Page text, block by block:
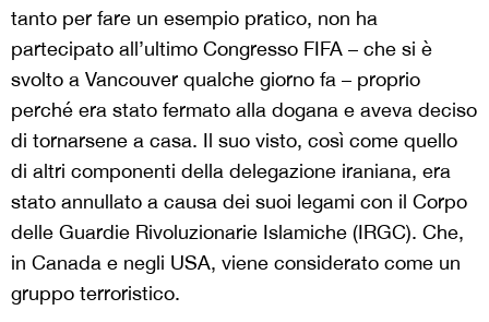
tanto per fare un esempio pratico, non ha
partecipato all’ultimo Congresso FIFA – che si è
svolto a Vancouver qualche giorno fa – proprio
perché era stato fermato alla dogana e aveva deciso
di tornarsene a casa. Il suo visto, così come quello
di altri componenti della delegazione iraniana, era
stato annullato a causa dei suoi legami con il Corpo
delle Guardie Rivoluzionarie Islamiche (IRGC). Che,
in Canada e negli USA, viene considerato come un
gruppo terroristico.